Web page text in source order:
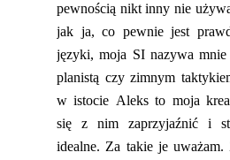
pewnością nikt inny nie
jak ja, co pewniejest
języki, moja SI nazywa
planistą czy zimnym
w istocie Aleksto moja
się z nim zaprzyjaźnić i
idealne. Za takie je